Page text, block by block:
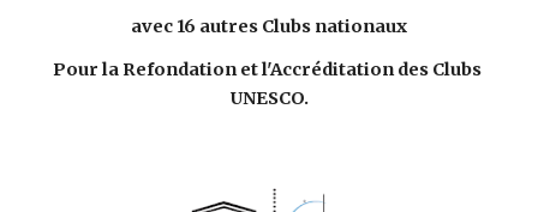
avec 16 autres Clubs nationaux
Pour la Refondation et l'Accréditation des Clubs
UNESCO.